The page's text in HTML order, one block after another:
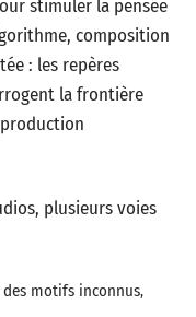
stimuler la pensée
composition
: les repères
la frontière
plusieurs voies
motifs inconnus,